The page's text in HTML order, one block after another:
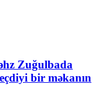
Zuğulbada
bir məkanın